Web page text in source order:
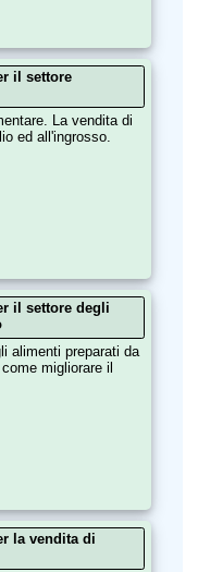
il settore
La vendita di
ed all'ingrosso.
il settore degli
alimenti preparati da
migliorare il
la vendita di